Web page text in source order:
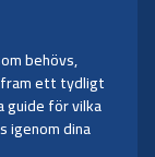
behövs,
ett tydligt
guide för vilka
igenom dina